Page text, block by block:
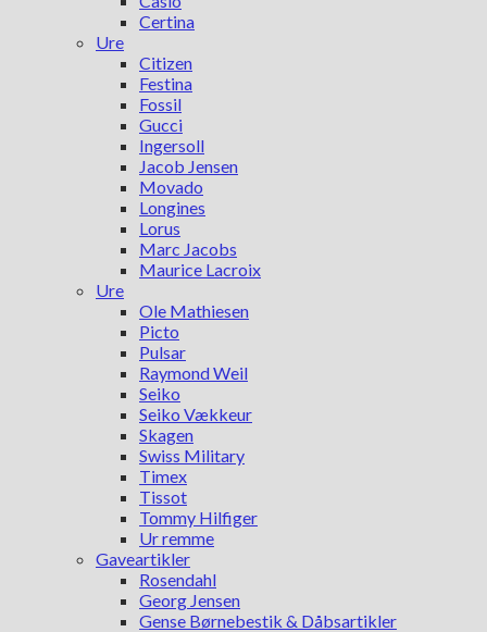
Certina
Ure
Citizen
Festina
Fossil
Gucci
Ingersoll
Jacob Jensen
Movado
Longines
Lorus
Marc Jacobs
Maurice Lacroix
Ure
Ole Mathiesen
Picto
Pulsar
Raymond Weil
Seiko
Seiko Vækkeur
Skagen
Swiss Military
Timex
Tissot
Tommy Hilfiger
Ur remme
Gaveartikler
Rosendahl
Georg Jensen
Gense Børnebestik & Dåbsartikler